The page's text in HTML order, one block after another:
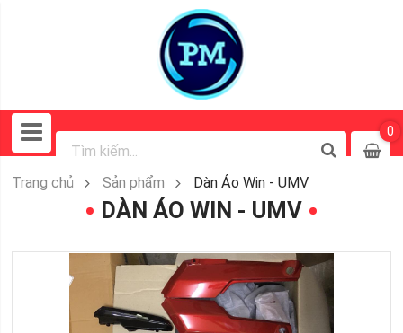
0
Trang chủ Sản phẩm Dàn Áo Win - UMV
DÀN ÁO WIN - UMV